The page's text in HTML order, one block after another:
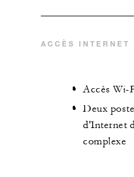
ACCÈS INTERNET
Accès Wi-
Deux
d'Internet
complexe